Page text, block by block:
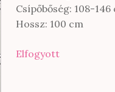
Csípőbőség: 108-146
Hossz: 100 cm
Elfogyott